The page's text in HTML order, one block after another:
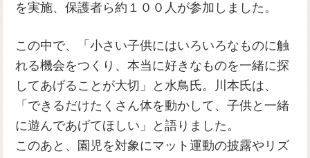
を実施、保護者ら約１００人が参加しました。
この中で、「小さい子供にはいろいろなものに触
れる機会をつくり、本当に好きなものを一緒に探
してあげることが大切」と水鳥氏。川本氏は、
「できるだけたくさん体を動かして、子供と一緒
に遊んであげてほしい」と語りました。
このあと、園児を対象にマット運動の披露やリズ